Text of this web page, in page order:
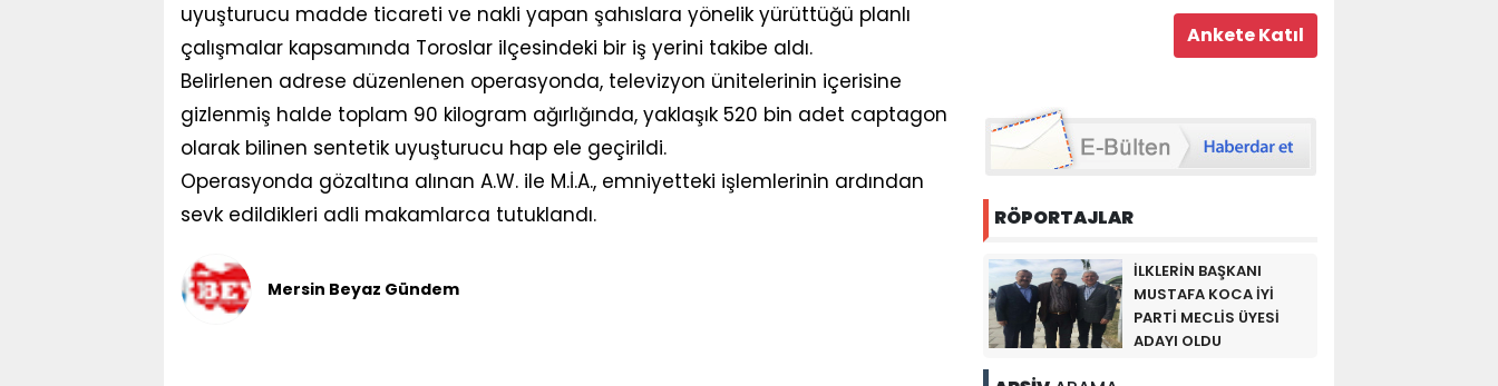
uyuşturucu madde ticareti ve nakli yapan şahıslara yönelik yürüttüğü planlı
çalışmalar kapsamında Toroslar ilçesindeki bir iş yerini takibe aldı.
Belirlenen adrese düzenlenen operasyonda, televizyon ünitelerinin içerisine
gizlenmiş halde toplam 90 kilogram ağırlığında, yaklaşık 520 bin adet captagon
olarak bilinen sentetik uyuşturucu hap ele geçirildi.
Operasyonda gözaltına alınan A.W. ile M.İ.A., emniyetteki işlemlerinin ardından
sevk edildikleri adli makamlarca tutuklandı.
Mersin Beyaz Gündem
RÖPORTAJLAR
İLKLERİN BAŞKANI
MUSTAFA KOCA İYİ
PARTİ MECLİS ÜYESİ
ADAYI OLDU